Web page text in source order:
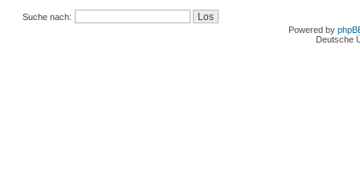
Suche nach:
Powered by
Deutsche